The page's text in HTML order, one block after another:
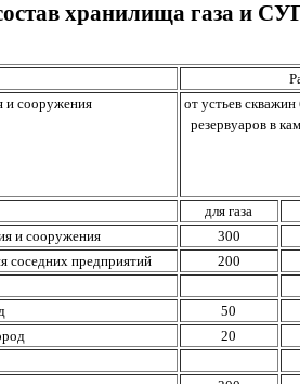
хранилища газа и
и сооружения
от устьев
резервуаров в
для газа
и сооружения
300
соседних предприятий
200
50
20